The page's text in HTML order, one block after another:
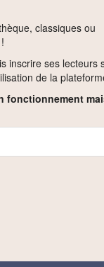
classiques ou
inscrire ses lecteurs
de la
fonctionnement